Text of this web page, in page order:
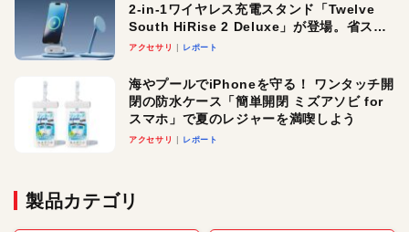
2-in-1ワイヤレス充電スタンド「Twelve
South HiRise 2 Deluxe」が登場。省スペ
ースでおしゃれに充電したい人にオスス
アクセサリ レポート
海やプールでiPhoneを守る！ ワンタッチ開
閉の防水ケース「簡単開閉 ミズアソビ for
スマホ」で夏のレジャーを満喫しよう
アクセサリ レポート
製品カテゴリ